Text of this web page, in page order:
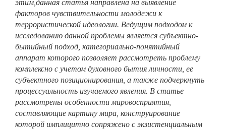
этим,данная статья направлена на выявление
факторов чувствительности молодежи к
террористической идеологии. Ведущим подходом к
исследованию данной проблемы является субъектно-
бытийный подход, категориально-понятийный
аппарат которого позволяет рассмотреть проблему
комплексно с учетом духовного бытия личности, ее
субъектного позиционирования, а также подчеркнуть
процессуальность изучаемого явления. В статье
рассмотрены особенности мировосприятия,
составляющие картину мира, конструирование
которой имплицитно сопряжено с экзистенциальным